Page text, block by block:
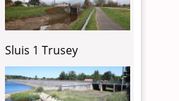
Sluis 1 Trusey